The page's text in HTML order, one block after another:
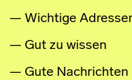
Wichtige
Gut zu wissen
Gute Nachrichten